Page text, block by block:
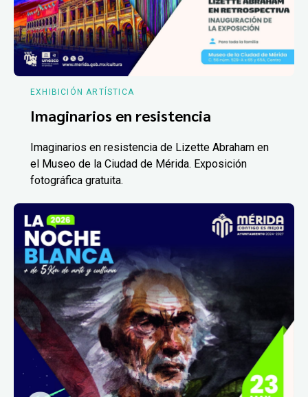
EXHIBICIÓN ARTÍSTICA
Imaginarios en resistencia
Imaginarios en resistencia de Lizette Abraham en
el Museo de la Ciudad de Mérida. Exposición
fotográfica gratuita.